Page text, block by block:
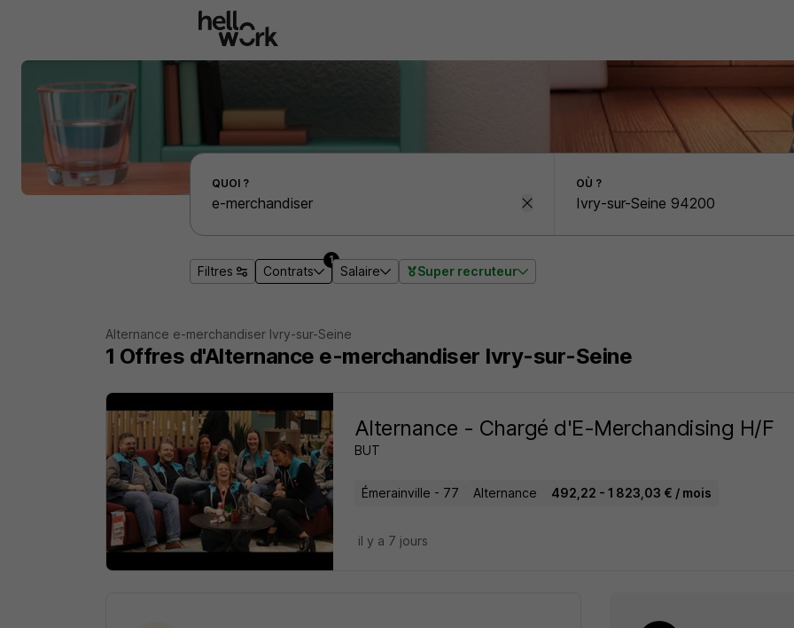
Effectuer une recherche d'emploi par localité
QUOI ? OÙ ?
Filtres Contrats
1
Salaire Super recruteur
Alternance e-merchandiser Ivry-sur-Seine
1 Offres d'Alternance e-merchandiser Ivry-sur-Seine
Alternance - Chargé d'E-Merchandising H/F
BUT
Émerainville - 77 Alternance 492,22 - 1 823,03 € / mois
il y a 7 jours